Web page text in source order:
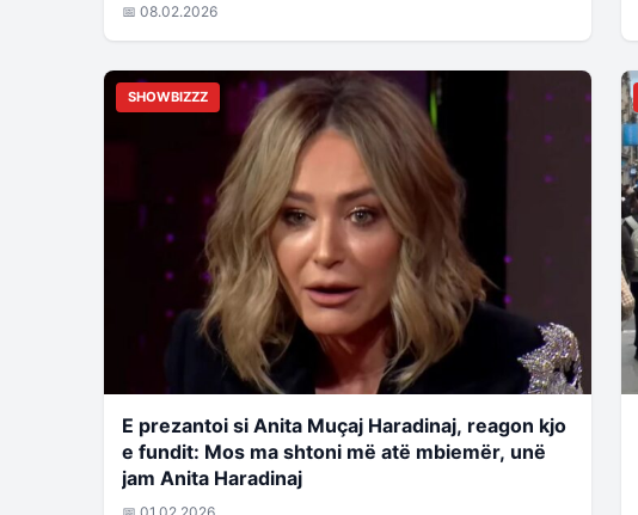
📅 08.02.2026
SHOWBIZZZ
E prezantoi si Anita Muçaj Haradinaj, reagon kjo
e fundit: Mos ma shtoni më atë mbiemër, unë
jam Anita Haradinaj